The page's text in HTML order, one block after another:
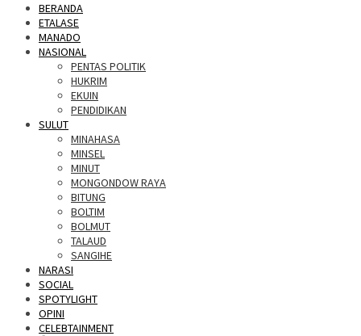
BERANDA
ETALASE
MANADO
NASIONAL
PENTAS POLITIK
HUKRIM
EKUIN
PENDIDIKAN
SULUT
MINAHASA
MINSEL
MINUT
MONGONDOW RAYA
BITUNG
BOLTIM
BOLMUT
TALAUD
SANGIHE
NARASI
SOCIAL
SPOTYLIGHT
OPINI
CELEBTAINMENT